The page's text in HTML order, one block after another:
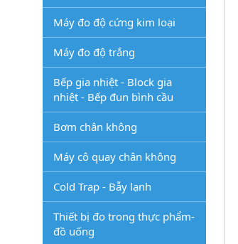
Máy đo độ cứng kim loại
Máy đo độ trắng
Bếp gia nhiệt - Block gia
nhiệt - Bếp đun bình cầu
Bơm chân không
Máy cô quay chân không
Cold Trap - Bẫy lạnh
Thiết bị đo trong thực phẩm-
đồ uống